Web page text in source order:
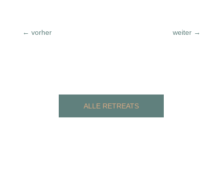
← vorher weiter →
ALLE RETREATS